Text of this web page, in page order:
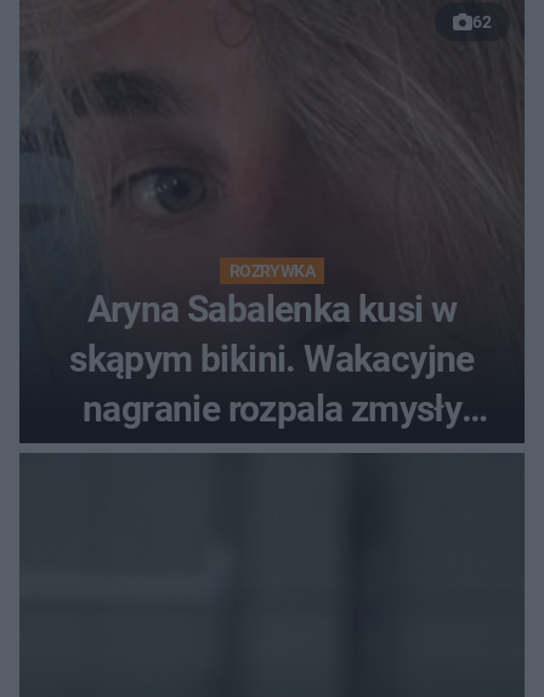
62
ROZRYWKA
Aryna Sabalenka kusi w
skąpym bikini. Wakacyjne
nagranie rozpala zmysły
fanów